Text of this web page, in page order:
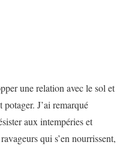
une relation avec le sol et
J’ai remarqué
aux intempéries et
qui s’en nourrissent,